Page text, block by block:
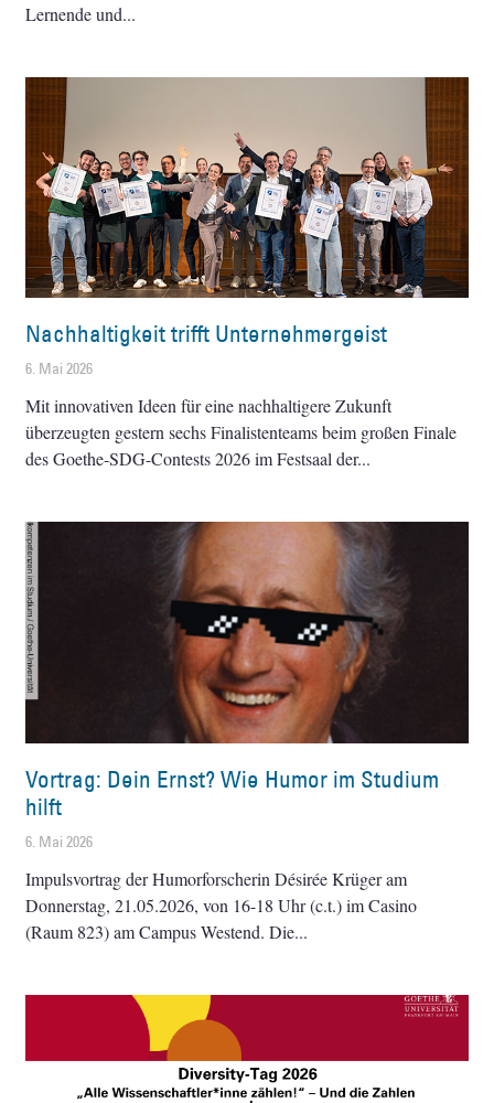
Lernende und
Nachhaltigkeit trifft Unternehmergeist
6. Mai 2026
Mit innovativen Ideen für eine nachhaltigere Zukunft
überzeugten gestern sechs Finalistenteams beim großen Finale
des Goethe-SDG-Contests 2026 im Festsaal der
Vortrag: Dein Ernst? Wie Humor im Studium
hilft
6. Mai 2026
Impulsvortrag der Humorforscherin Désirée Krüger am
Donnerstag, 21.05.2026, von 16-18 Uhr (c.t.) im Casino
(Raum 823) am Campus Westend. Die